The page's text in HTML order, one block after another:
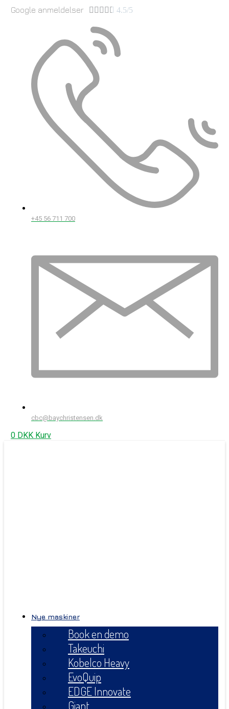
Google anmeldelser      4.5/5
+45 56 711 700
cbc@baychristensen.dk
0 DKK Kurv
Nye maskiner
Book en demo
Takeuchi
Kobelco Heavy
EvoQuip
EDGE Innovate
Giant